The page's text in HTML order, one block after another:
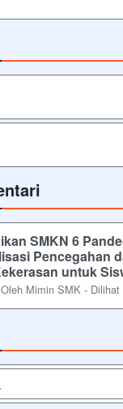
SMKN 6
Pencegahan
untuk
Mimin SMK - Dilihat